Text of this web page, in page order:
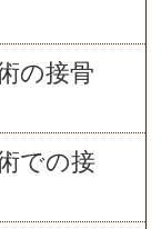
の接骨
での接